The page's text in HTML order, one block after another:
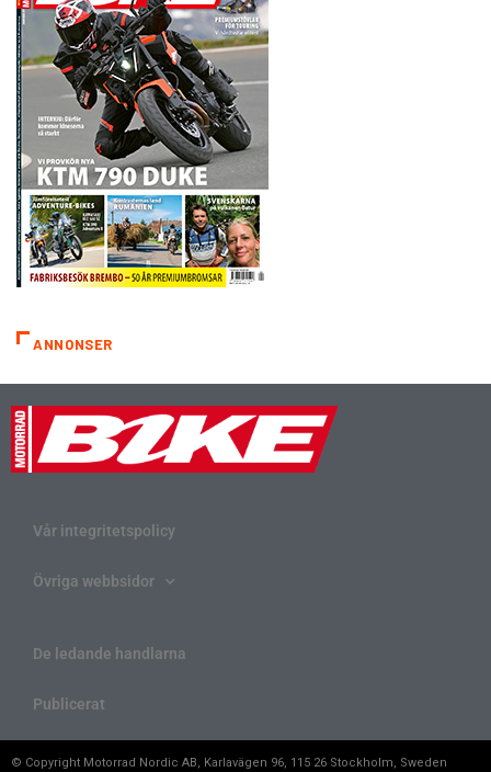
ANNONSER
Vår integritetspolicy
Övriga webbsidor
De ledande handlarna
Publicerat
© Copyright Motorrad Nordic AB, Karlavägen 96, 115 26 Stockholm, Sweden